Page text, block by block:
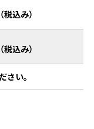
（税込み）
（税込み）
さい。